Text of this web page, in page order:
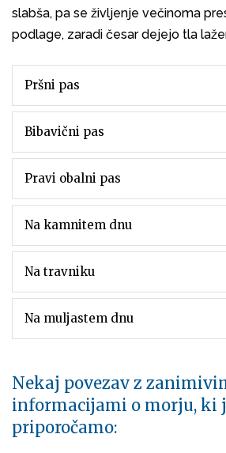
slabša, pa se življenje večinoma
podlage, zaradi česar dejejo tla
Pršni pas
Bibavični pas
Pravi obalni pas
Na kamnitem dnu
Na travniku
Na muljastem dnu
Nekaj povezav z
informacijami o morju, ki
priporočamo: